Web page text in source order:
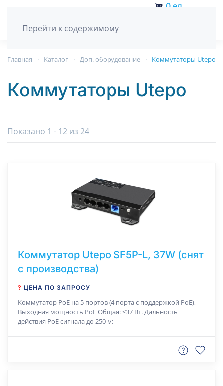
Перейти к содержимому
0 ед.
Главная Каталог Доп. оборудование Коммутаторы Utepo
Коммутаторы Utepo
Показано 1 - 12 из 24
Коммутатор Utepo SF5P-L, 37W (снят
с производства)
? ЦЕНА ПО ЗАПРОСУ
Коммутатор РоЕ на 5 портов (4 порта с поддержкой PoE),
Выходная мощность PoE Общая: ≤37 Вт. Дальность
действия РоЕ сигнала до 250 м;